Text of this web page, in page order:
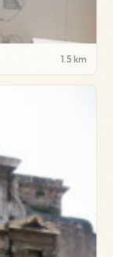
1.5 km